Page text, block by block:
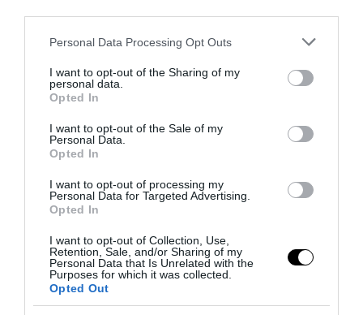
Please note that this website/app uses one or more Google
not limited to your visit or usage behaviour. You may click to
grant or deny consent to Google and its third-party tags to
use your data for below specified purposes in below Google
consent section.
Personal Data Processing Opt Outs
I want to opt-out of the Sharing of my
personal data.
Opted In
I want to opt-out of the Sale of my
Personal Data.
Opted In
I want to opt-out of processing my
Personal Data for Targeted Advertising.
Opted In
I want to opt-out of Collection, Use,
Retention, Sale, and/or Sharing of my
Personal Data that Is Unrelated with the
Purposes for which it was collected.
Opted Out
Il grande inganno dell’immigrazione: l’Italia ha bisogno
27 Luglio 2026